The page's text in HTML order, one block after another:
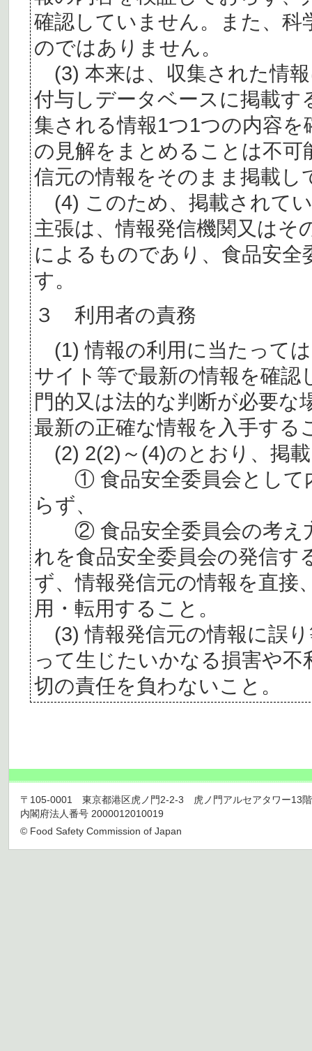
確認していません。また、
のではありません。
(3) 本来は、収集された情
付与しデータベースに掲載
集される情報1つ1つの内容
の見解をまとめることは不
信元の情報をそのまま掲載し
(4) このため、掲載されて
主張は、情報発信機関又はそ
によるものであり、食品安
す。
３ 利用者の責務
(1) 情報の利用に当たって
サイト等で最新の情報を確認
門的又は法的な判断が必要
最新の正確な情報を入手する
(2) 2(2)～(4)のとおり、掲
① 食品安全委員会として
らず、
② 食品安全委員会の考え
れを食品安全委員会の発信す
ず、情報発信元の情報を直接
用・転用すること。
(3) 情報発信元の情報に誤
って生じたいかなる損害や
切の責任を負わないこと。
〒105-0001 東京都港区虎ノ門2-2-3 虎ノ門アルセアタワー13
内閣府法人番号 2000012010019
© Food Safety Commission of Japan